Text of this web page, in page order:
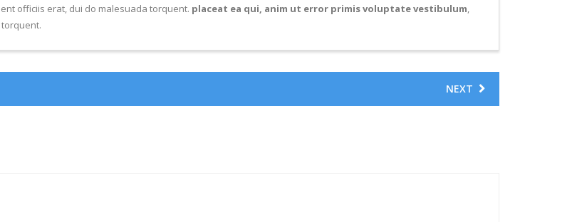
officiis erat, dui do malesuada torquent. placeat ea qui, anim ut error primis voluptate vestibulum,
NEXT